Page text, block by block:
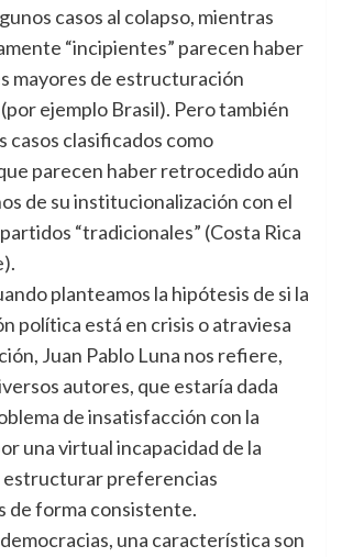
casos al colapso, mientras
“incipientes” parecen haber
mayores de estructuración
ejemplo Brasil). Pero también
casos clasificados como
parecen haber retrocedido aún
de su institucionalización con el
“tradicionales” (Costa Rica
planteamos la hipótesis de si la
política está en crisis o atraviesa
Juan Pablo Luna nos refiere,
autores, que estaría dada
de insatisfacción con la
una virtual incapacidad de la
estructurar preferencias
de forma consistente.
una característica son